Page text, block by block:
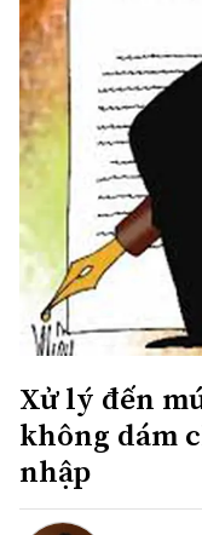
Xử lý đến
không dám
nhập